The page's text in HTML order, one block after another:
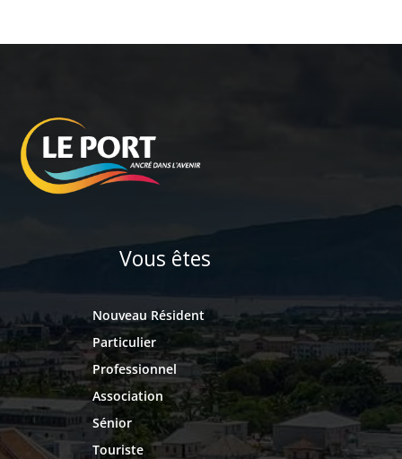
Vous êtes
Nouveau Résident
Particulier
Professionnel
Association
Sénior
Touriste